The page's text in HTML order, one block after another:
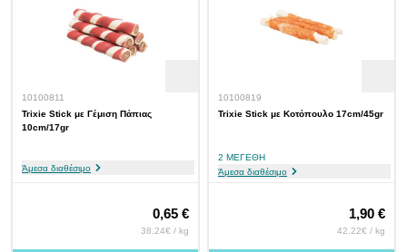
10100811
Trixie Stick με Γέμιση Πάπιας
10cm/17gr
Άμεσα διαθέσιμο
0,65 €
38.24€ / kg
10100819
Trixie Stick με Κοτόπουλο 17cm/45gr
2 ΜΕΓΈΘΗ
Άμεσα διαθέσιμο
1,90 €
42.22€ / kg